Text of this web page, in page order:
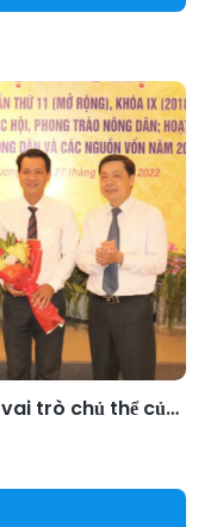
Bình Dương phát huy vai trò chủ thể của nông dân trong phát triển nông nghiệp hiện đại